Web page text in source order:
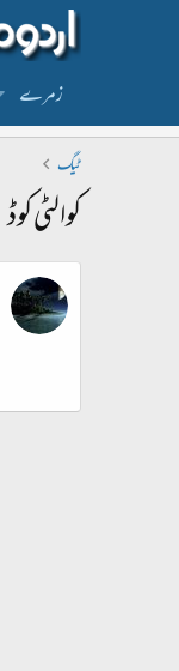
زمرے
ٹیگ
کوالٹی کوڈ